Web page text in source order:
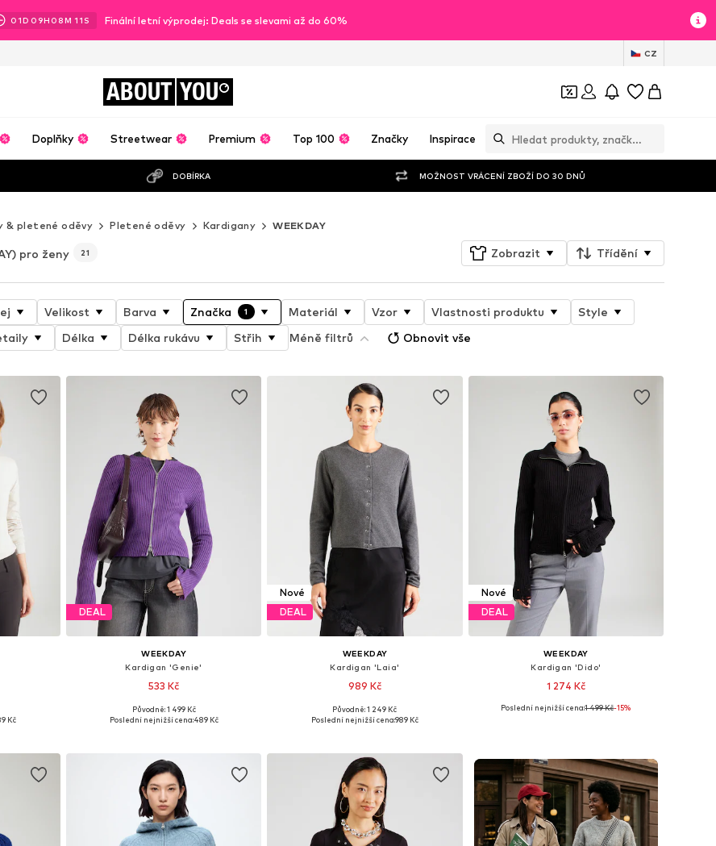
01D 09H 08M 09S Finální letní výprodej: Deals se slevami až do 60%
CZ
ABOUT YOU
Doplňky Streetwear Premium Top 100 Značky Inspirace
DOBÍRKA MOŽNOST VRÁCENÍ ZBOŽÍ DO 30 DNŮ
& pletené oděvy Pletené oděvy Kardigany WEEKDAY
pro ženy 21 Zobrazit Třídění
Velikost Barva Značka 1 Materiál Vzor Vlastnosti produktu
Style
Délka Délka rukávu Střih Méně filtrů Obnovit vše
M, L
Kč
DEAL
WEEKDAY
Kardigan 'Genie'
533 Kč
Dostupné velikosti: XS, S, M, L
Původně: 1 499 Kč
Poslední nejnižší cena:489 Kč
Nové
DEAL
WEEKDAY
Kardigan 'Laia'
989 Kč
Dostupné velikosti: XS, S, M, L
Původně: 1 249 Kč
Poslední nejnižší cena:989 Kč
Nové
DEAL
WEEKDAY
Kardigan 'Dido'
1 274 Kč
Dostupné velikosti: XS, S, M, L
Poslední nejnižší cena:1 499 Kč-15%